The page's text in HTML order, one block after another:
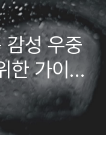
성 우중
한 가이드